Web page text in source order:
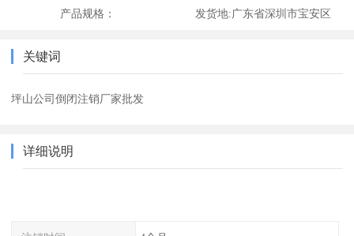
产品规格： 发货地:广东省深圳市宝安区
关键词
坪山公司倒闭注销厂家批发
详细说明